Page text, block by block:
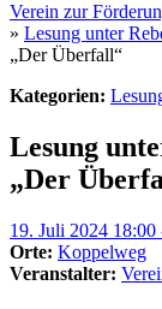
Verein zur
» Lesung unter
„Der Überfall“
Kategorien:
Lesung
„Der
19. Juli 2024 18:00
Orte: Koppelweg
Veranstalter: